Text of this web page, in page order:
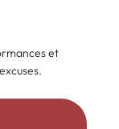
et